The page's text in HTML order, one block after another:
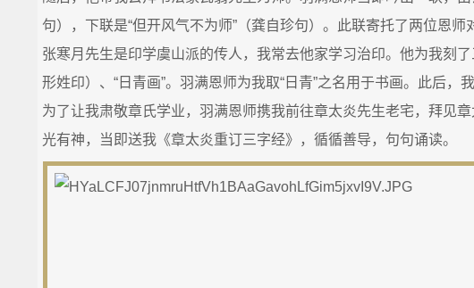
句），下联是“但开风气不为师”（龚自珍句）。此联寄托了两位恩师
张寒月先生是印学虞山派的传人，我常去他家学习治印。他为我刻了
形姓印）、“日青画”。羽满恩师为我取“日青”之名用于书画。此后，
为了让我肃敬章氏学业，羽满恩师携我前往章太炎先生老宅，拜见
光有神，当即送我《章太炎重订三字经》，循循善导，句句诵读。